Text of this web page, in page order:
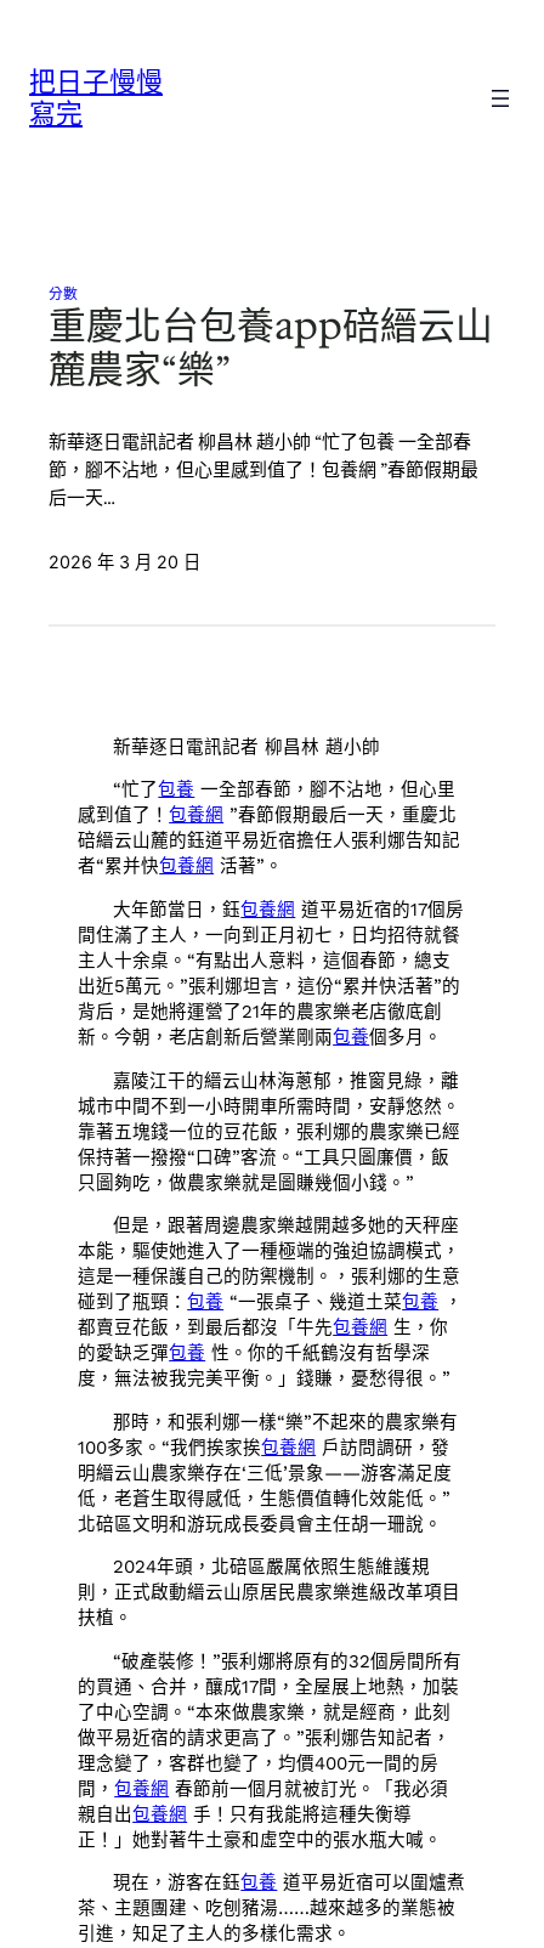
把日子慢慢
寫完
分數
重慶北台包養app碚縉云山
麓農家“樂”
新華逐日電訊記者 柳昌林 趙小帥 “忙了包養 一全部春
節，腳不沾地，但心里感到值了！包養網 ”春節假期最
后一天…
2026 年 3 月 20 日
新華逐日電訊記者 柳昌林 趙小帥
“忙了包養 一全部春節，腳不沾地，但心里
感到值了！包養網 ”春節假期最后一天，重慶北
碚縉云山麓的鈺道平易近宿擔任人張利娜告知記
者“累并快包養網 活著”。
大年節當日，鈺包養網 道平易近宿的17個房
間住滿了主人，一向到正月初七，日均招待就餐
主人十余桌。“有點出人意料，這個春節，總支
出近5萬元。”張利娜坦言，這份“累并快活著”的
背后，是她將運營了21年的農家樂老店徹底創
新。今朝，老店創新后營業剛兩包養個多月。
嘉陵江干的縉云山林海蔥郁，推窗見綠，離
城市中間不到一小時開車所需時間，安靜悠然。
靠著五塊錢一位的豆花飯，張利娜的農家樂已經
保持著一撥撥“口碑”客流。“工具只圖廉價，飯
只圖夠吃，做農家樂就是圖賺幾個小錢。”
但是，跟著周邊農家樂越開越多她的天秤座
本能，驅使她進入了一種極端的強迫協調模式，
這是一種保護自己的防禦機制。，張利娜的生意
碰到了瓶頸：包養 “一張桌子、幾道土菜包養 ，
都賣豆花飯，到最后都沒「牛先包養網 生，你
的愛缺乏彈包養 性。你的千紙鶴沒有哲學深
度，無法被我完美平衡。」錢賺，憂愁得很。”
那時，和張利娜一樣“樂”不起來的農家樂有
100多家。“我們挨家挨包養網 戶訪問調研，發
明縉云山農家樂存在‘三低’景象——游客滿足度
低，老蒼生取得感低，生態價值轉化效能低。”
北碚區文明和游玩成長委員會主任胡一珊說。
2024年頭，北碚區嚴厲依照生態維護規
則，正式啟動縉云山原居民農家樂進級改革項目
扶植。
“破產裝修！”張利娜將原有的32個房間所有
的買通、合并，釀成17間，全屋展上地熱，加裝
了中心空調。“本來做農家樂，就是經商，此刻
做平易近宿的請求更高了。”張利娜告知記者，
理念變了，客群也變了，均價400元一間的房
間，包養網 春節前一個月就被訂光。「我必須
親自出包養網 手！只有我能將這種失衡導
正！」她對著牛土豪和虛空中的張水瓶大喊。
現在，游客在鈺包養 道平易近宿可以圍爐煮
茶、主題團建、吃刨豬湯……越來越多的業態被
引進，知足了主人的多樣化需求。